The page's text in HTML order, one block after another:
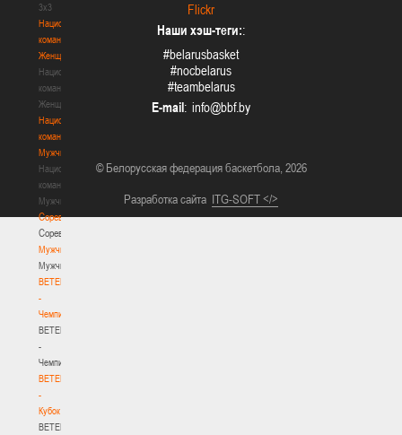
3х3
Национальная
команда.
Женщины
Национальная
команда.
Женщины
Национальная
команда.
Мужчины
Национальная
команда.
Мужчины
Соревнования
Соревнования
Мужчины
Мужчины
BETERA
-
Чемпионат
BETERA
-
Чемпионат
BETERA
-
Кубок
BETERA
Flickr
Наши хэш-теги::
#belarusbasket
#nocbelarus
#teambelarus
E-mail:
© Белорусская федерация баскетбола, 2026
Разработка сайта ITG-SOFT </>